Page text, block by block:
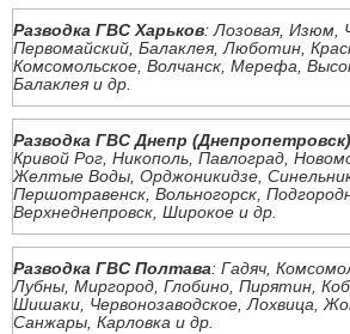
Разводка ГВС Харьков: Лозовая, Изюм,
Первомайский, Балаклея, Люботин,
Комсомольское, Волчанск, Мерефа,
Балаклея и др.
Разводка ГВС Днепр (Днепропетровск)
Кривой Рог, Никополь, Павлоград,
Желтые Воды, Орджоникидзе,
Першотравенск, Вольногорск,
Верхнеднепровск, Широкое и др.
Разводка ГВС Полтава: Гадяч,
Лубны, Миргород, Глобино, Пирятин,
Шишаки, Червонозаводское, Лохвица,
Санжары, Карловка и др.